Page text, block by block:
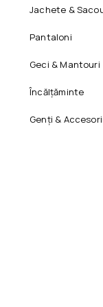
Jachete &
Pantaloni
Geci & Mantouri
Încălțăminte
Genți &